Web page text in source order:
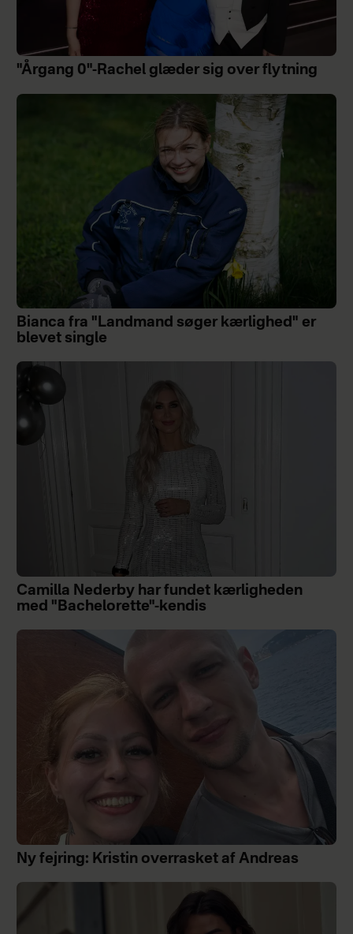
"Årgang 0"-Rachel glæder sig over flytning
Bianca fra "Landmand søger kærlighed" er
blevet single
Camilla Nederby har fundet kærligheden
med "Bachelorette"-kendis
Ny fejring: Kristin overrasket af Andreas